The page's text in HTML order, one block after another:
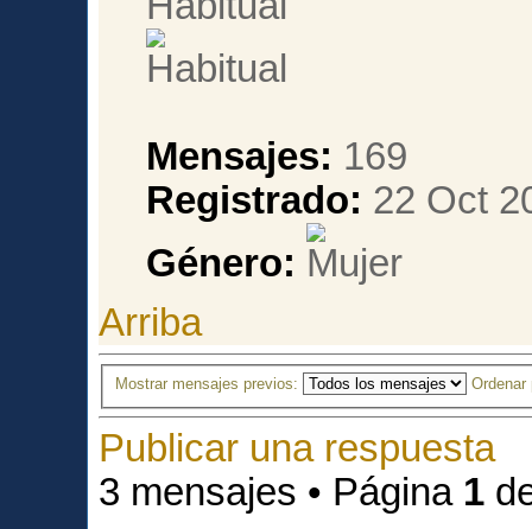
Mensajes: 169
Registrado: 22 Oct
Género:
Arriba
Mostrar mensajes previos:
Publicar una respuesta
3 mensajes • Página 1